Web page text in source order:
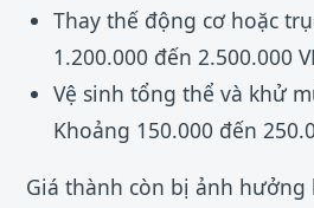
Thay thế động cơ hoặc
1.200.000 đến 2.500.000
Vệ sinh tổng thể và khử
Khoảng 150.000 đến
Giá thành còn bị ảnh